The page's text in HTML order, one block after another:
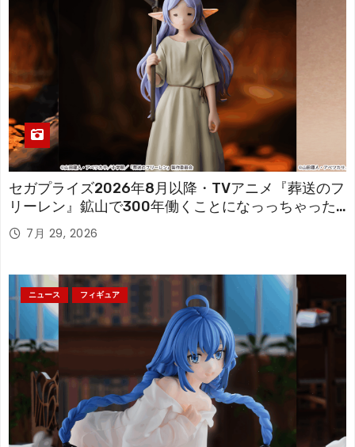
セガプライズ2026年8月以降・TVアニメ『葬送のフ
リーレン』鉱山で300年働くことになっっちゃった
「フリーレン」を立体化！
7月 29, 2026
ニュース フィギュア